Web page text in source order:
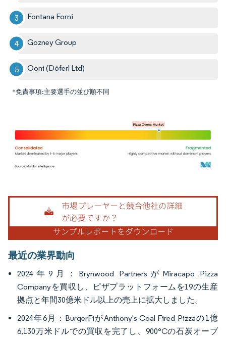
Fontana Forni
Gozney Group
Ooni (Döferl Ltd)
*免責事項:主要選手の並び順不同
画像 © Mordor Intelligence。再利用にはCC BY 4.0の表示が必要です。
最近の業界動向
2024年9月：Brynwood PartnersがMiracapo Pizza
Companyを買収し、ピザプラットフォームを19の生産
拠点と年間30億米ドル以上の売上に拡大しました。
2024年6月：BurgerFiがAnthony's Coal Fired Pizzaの1億
6,130万米ドルでの買収を完了し、900°Cの石炭オーブ